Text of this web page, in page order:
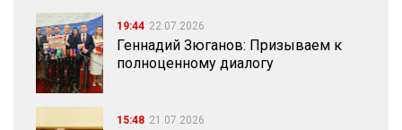
19:44 22.07.2026
Геннадий Зюганов: Призываем к
полноценному диалогу
15:48 21.07.2026